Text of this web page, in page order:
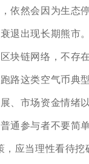
依然会因为生态
退出现长期熊市
块链网络，不存
路这类空气币典
、市场资金情绪
通参与者不要简
，应当理性看待挖